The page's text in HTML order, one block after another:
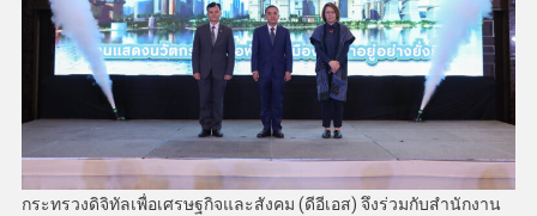
กระทรวงดิจิทัลเพื่อเศรษฐกิจและสังคม (ดีอีเอส) จึงร่วมกับสำนักงาน